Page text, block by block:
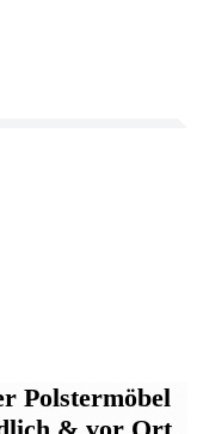
Polstermöbel